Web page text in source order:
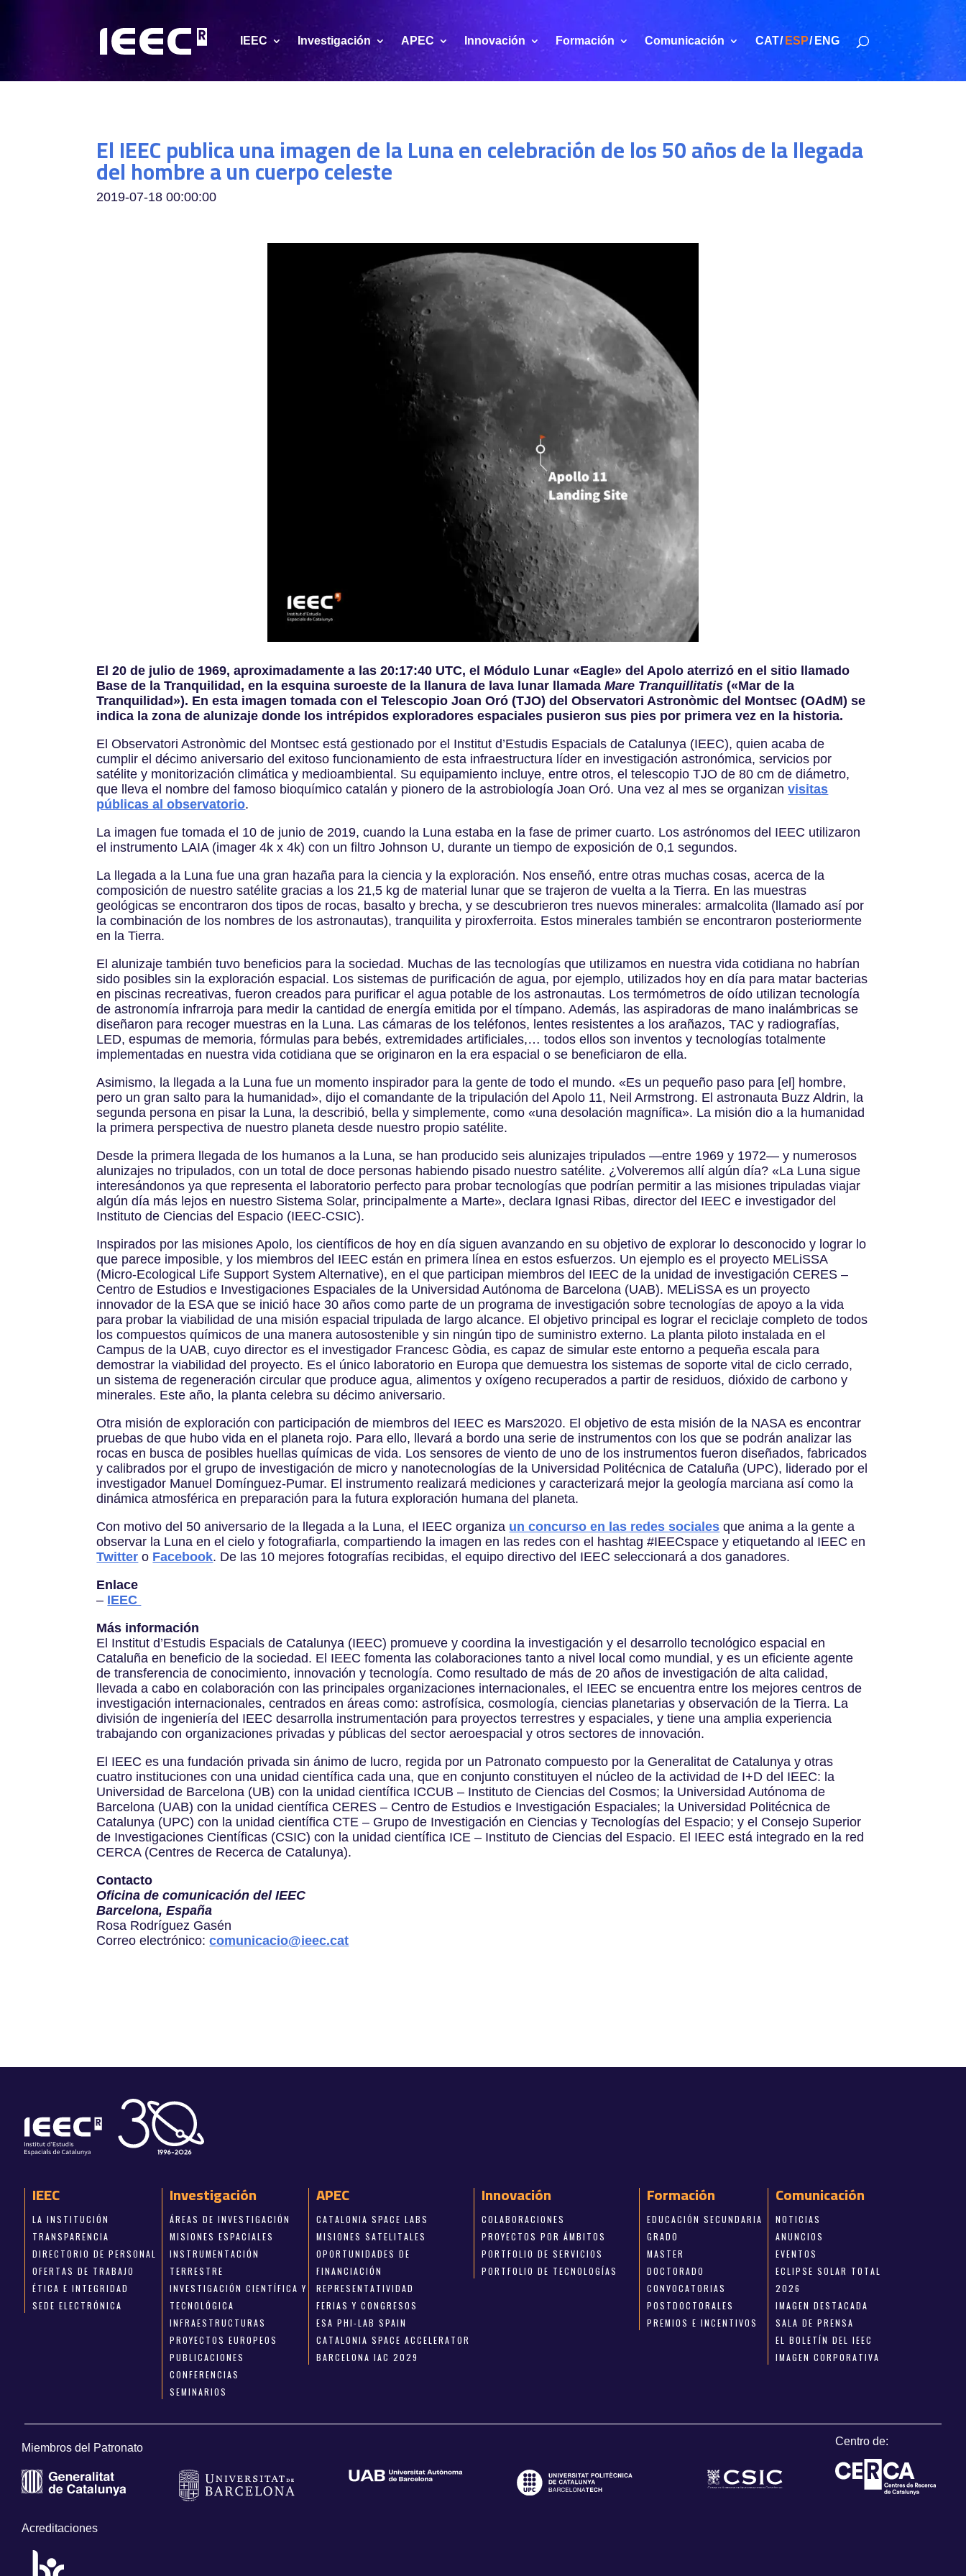
IEEC Investigación APEC Innovación Formación Comunicación CAT ESP ENG
El IEEC publica una imagen de la Luna en celebración de los 50 años de la llegada
del hombre a un cuerpo celeste
2019-07-18 00:00:00
El 20 de julio de 1969, aproximadamente a las 20:17:40 UTC, el Módulo Lunar «Eagle» del Apolo aterrizó en el sitio llamado
Base de la Tranquilidad, en la esquina suroeste de la llanura de lava lunar llamadaMare Tranquillitatis («Mar de la
Tranquilidad»). En esta imagen tomada con el Telescopio Joan Oró (TJO) del Observatori Astronòmic del Montsec (OAdM) se
indica la zona de alunizaje donde los intrépidos exploradores espaciales pusieron sus pies por primera vez en la historia.
El Observatori Astronòmic del Montsec está gestionado por el Institut d’Estudis Espacials de Catalunya (IEEC), quien acaba de
cumplir el décimo aniversario del exitoso funcionamiento de esta infraestructura líder en investigación astronómica, servicios por
satélite y monitorización climática y medioambiental. Su equipamiento incluye, entre otros, el telescopio TJO de 80 cm de diámetro,
que lleva el nombre del famoso bioquímico catalán y pionero de la astrobiología Joan Oró. Una vez al mes se organizanvisitas
públicas al observatorio.
La imagen fue tomada el 10 de junio de 2019, cuando la Luna estaba en la fase de primer cuarto. Los astrónomos del IEEC utilizaron
el instrumento LAIA (imager 4k x 4k) con un filtro Johnson U, durante un tiempo de exposición de 0,1 segundos.
La llegada a la Luna fue una gran hazaña para la ciencia y la exploración. Nos enseñó, entre otras muchas cosas, acerca de la
composición de nuestro satélite gracias a los 21,5 kg de material lunar que se trajeron de vuelta a la Tierra. En las muestras
geológicas se encontraron dos tipos de rocas, basalto y brecha, y se descubrieron tres nuevos minerales: armalcolita (llamado así por
la combinación de los nombres de los astronautas), tranquilita y piroxferroita. Estos minerales también se encontraron posteriormente
en la Tierra.
El alunizaje también tuvo beneficios para la sociedad. Muchas de las tecnologías que utilizamos en nuestra vida cotidiana no habrían
sido posibles sin la exploración espacial. Los sistemas de purificación de agua, por ejemplo, utilizados hoy en día para matar bacterias
en piscinas recreativas, fueron creados para purificar el agua potable de los astronautas. Los termómetros de oído utilizan tecnología
de astronomía infrarroja para medir la cantidad de energía emitida por el tímpano. Además, las aspiradoras de mano inalámbricas se
diseñaron para recoger muestras en la Luna. Las cámaras de los teléfonos, lentes resistentes a los arañazos, TAC y radiografías,
LED, espumas de memoria, fórmulas para bebés, extremidades artificiales,… todos ellos son inventos y tecnologías totalmente
implementadas en nuestra vida cotidiana que se originaron en la era espacial o se beneficiaron de ella.
Asimismo, la llegada a la Luna fue un momento inspirador para la gente de todo el mundo. «Es un pequeño paso para [el] hombre,
pero un gran salto para la humanidad», dijo el comandante de la tripulación del Apolo 11, Neil Armstrong. El astronauta Buzz Aldrin, la
segunda persona en pisar la Luna, la describió, bella y simplemente, como «una desolación magnífica». La misión dio a la humanidad
la primera perspectiva de nuestro planeta desde nuestro propio satélite.
Desde la primera llegada de los humanos a la Luna, se han producido seis alunizajes tripulados —entre 1969 y 1972— y numerosos
alunizajes no tripulados, con un total de doce personas habiendo pisado nuestro satélite. ¿Volveremos allí algún día? «La Luna sigue
interesándonos ya que representa el laboratorio perfecto para probar tecnologías que podrían permitir a las misiones tripuladas viajar
algún día más lejos en nuestro Sistema Solar, principalmente a Marte», declara Ignasi Ribas, director del IEEC e investigador del
Instituto de Ciencias del Espacio (IEEC-CSIC).
Inspirados por las misiones Apolo, los científicos de hoy en día siguen avanzando en su objetivo de explorar lo desconocido y lograr lo
que parece imposible, y los miembros del IEEC están en primera línea en estos esfuerzos. Un ejemplo es el proyecto MELiSSA
(Micro-Ecological Life Support System Alternative), en el que participan miembros del IEEC de la unidad de investigación CERES –
Centro de Estudios e Investigaciones Espaciales de la Universidad Autónoma de Barcelona (UAB). MELiSSA es un proyecto
innovador de la ESA que se inició hace 30 años como parte de un programa de investigación sobre tecnologías de apoyo a la vida
para probar la viabilidad de una misión espacial tripulada de largo alcance. El objetivo principal es lograr el reciclaje completo de todos
los compuestos químicos de una manera autosostenible y sin ningún tipo de suministro externo. La planta piloto instalada en el
Campus de la UAB, cuyo director es el investigador Francesc Gòdia, es capaz de simular este entorno a pequeña escala para
demostrar la viabilidad del proyecto. Es el único laboratorio en Europa que demuestra los sistemas de soporte vital de ciclo cerrado,
un sistema de regeneración circular que produce agua, alimentos y oxígeno recuperados a partir de residuos, dióxido de carbono y
minerales. Este año, la planta celebra su décimo aniversario.
Otra misión de exploración con participación de miembros del IEEC es Mars2020. El objetivo de esta misión de la NASA es encontrar
pruebas de que hubo vida en el planeta rojo. Para ello, llevará a bordo una serie de instrumentos con los que se podrán analizar las
rocas en busca de posibles huellas químicas de vida. Los sensores de viento de uno de los instrumentos fueron diseñados, fabricados
y calibrados por el grupo de investigación de micro y nanotecnologías de la Universidad Politécnica de Cataluña (UPC), liderado por el
investigador Manuel Domínguez-Pumar. El instrumento realizará mediciones y caracterizará mejor la geología marciana así como la
dinámica atmosférica en preparación para la futura exploración humana del planeta.
Con motivo del 50 aniversario de la llegada a la Luna, el IEEC organiza un concurso en las redes sociales que anima a la gente a
observar la Luna en el cielo y fotografiarla, compartiendo la imagen en las redes con el hashtag #IEECspace y etiquetando al IEEC en
Twitter o Facebook. De las 10 mejores fotografías recibidas, el equipo directivo del IEEC seleccionará a dos ganadores.
Enlace
– IEEC
Más información
El Institut d’Estudis Espacials de Catalunya (IEEC) promueve y coordina la investigación y el desarrollo tecnológico espacial en
Cataluña en beneficio de la sociedad. El IEEC fomenta las colaboraciones tanto a nivel local como mundial, y es un eficiente agente
de transferencia de conocimiento, innovación y tecnología. Como resultado de más de 20 años de investigación de alta calidad,
llevada a cabo en colaboración con las principales organizaciones internacionales, el IEEC se encuentra entre los mejores centros de
investigación internacionales, centrados en áreas como: astrofísica, cosmología, ciencias planetarias y observación de la Tierra. La
división de ingeniería del IEEC desarrolla instrumentación para proyectos terrestres y espaciales, y tiene una amplia experiencia
trabajando con organizaciones privadas y públicas del sector aeroespacial y otros sectores de innovación.
El IEEC es una fundación privada sin ánimo de lucro, regida por un Patronato compuesto por la Generalitat de Catalunya y otras
cuatro instituciones con una unidad científica cada una, que en conjunto constituyen el núcleo de la actividad de I+D del IEEC: la
Universidad de Barcelona (UB) con la unidad científica ICCUB – Instituto de Ciencias del Cosmos; la Universidad Autónoma de
Barcelona (UAB) con la unidad científica CERES – Centro de Estudios e Investigación Espaciales; la Universidad Politécnica de
Catalunya (UPC) con la unidad científica CTE – Grupo de Investigación en Ciencias y Tecnologías del Espacio; y el Consejo Superior
de Investigaciones Científicas (CSIC) con la unidad científica ICE – Instituto de Ciencias del Espacio. El IEEC está integrado en la red
CERCA (Centres de Recerca de Catalunya).
Contacto
Oficina de comunicación del IEEC
Barcelona, España
Rosa Rodríguez Gasén
Correo electrónico:comunicacio@ieec.cat
IEEC
LA INSTITUCIÓN
TRANSPARENCIA
DIRECTORIO DE PERSONAL
OFERTAS DE TRABAJO
ÉTICA E INTEGRIDAD
SEDE ELECTRÓNICA
Investigación
ÁREAS DE INVESTIGACIÓN
MISIONES ESPACIALES
INSTRUMENTACIÓN
TERRESTRE
INVESTIGACIÓN CIENTÍFICA Y
TECNOLÓGICA
INFRAESTRUCTURAS
PROYECTOS EUROPEOS
PUBLICACIONES
CONFERENCIAS
SEMINARIOS
APEC
CATALONIA SPACE LABS
MISIONES SATELITALES
OPORTUNIDADES DE
FINANCIACIÓN
REPRESENTATIVIDAD
FERIAS Y CONGRESOS
ESA PHI-LAB SPAIN
CATALONIA SPACE ACCELERATOR
BARCELONA IAC 2029
Innovación
COLABORACIONES
PROYECTOS POR ÁMBITOS
PORTFOLIO DE SERVICIOS
PORTFOLIO DE TECNOLOGÍAS
Formación
EDUCACIÓN SECUNDARIA
GRADO
MASTER
DOCTORADO
CONVOCATORIAS
POSTDOCTORALES
PREMIOS E INCENTIVOS
Comunicación
NOTICIAS
ANUNCIOS
EVENTOS
ECLIPSE SOLAR TOTAL
2026
IMAGEN DESTACADA
SALA DE PRENSA
EL BOLETÍN DEL IEEC
IMAGEN CORPORATIVA
Miembros del Patronato
Centro de:
Acreditaciones